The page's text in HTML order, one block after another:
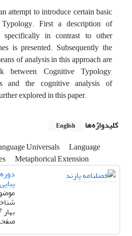
attempt to introduce certain basic
First a description of
specifically in contrast to other
is presented. Subsequently the
of analysis in this approach are
between, Cognitive Typology,
and the cognitive analysis of
explored in this paper.
کلیدواژه‌ها
English
Universals
Language
Metaphorical Extension
پیاپی 4
بهار 1387